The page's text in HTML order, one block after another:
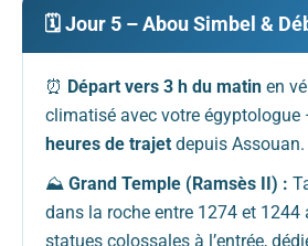
🗓️ Jour 5 – Abou Simbel &
⏰ Départ vers 3 h du matin en
climatisé avec votre égyptologue
heures de trajet depuis Assouan.
⛰️ Grand Temple (Ramsès II) :
dans la roche entre 1274 et 1244
statues colossales à l’entrée,